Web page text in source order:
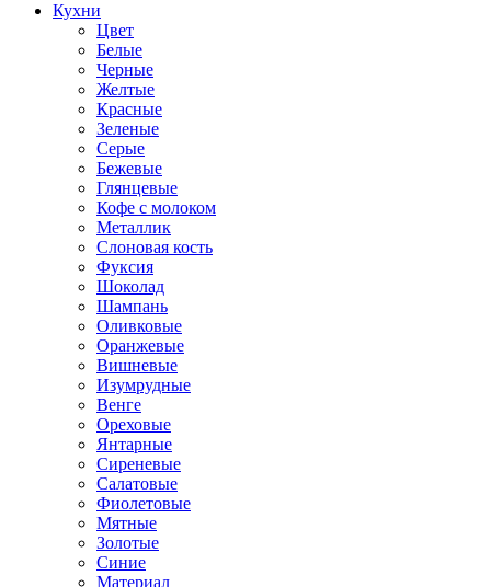
Кухни
Цвет
Белые
Черные
Желтые
Красные
Зеленые
Серые
Бежевые
Глянцевые
Кофе с молоком
Металлик
Слоновая кость
Фуксия
Шоколад
Шампань
Оливковые
Оранжевые
Вишневые
Изумрудные
Венге
Ореховые
Янтарные
Сиреневые
Салатовые
Фиолетовые
Мятные
Золотые
Синие
Материал